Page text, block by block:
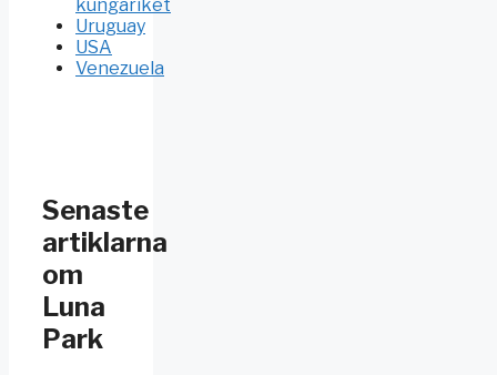
kungariket
Uruguay
USA
Venezuela
Senaste
artiklarna
om
Luna
Park